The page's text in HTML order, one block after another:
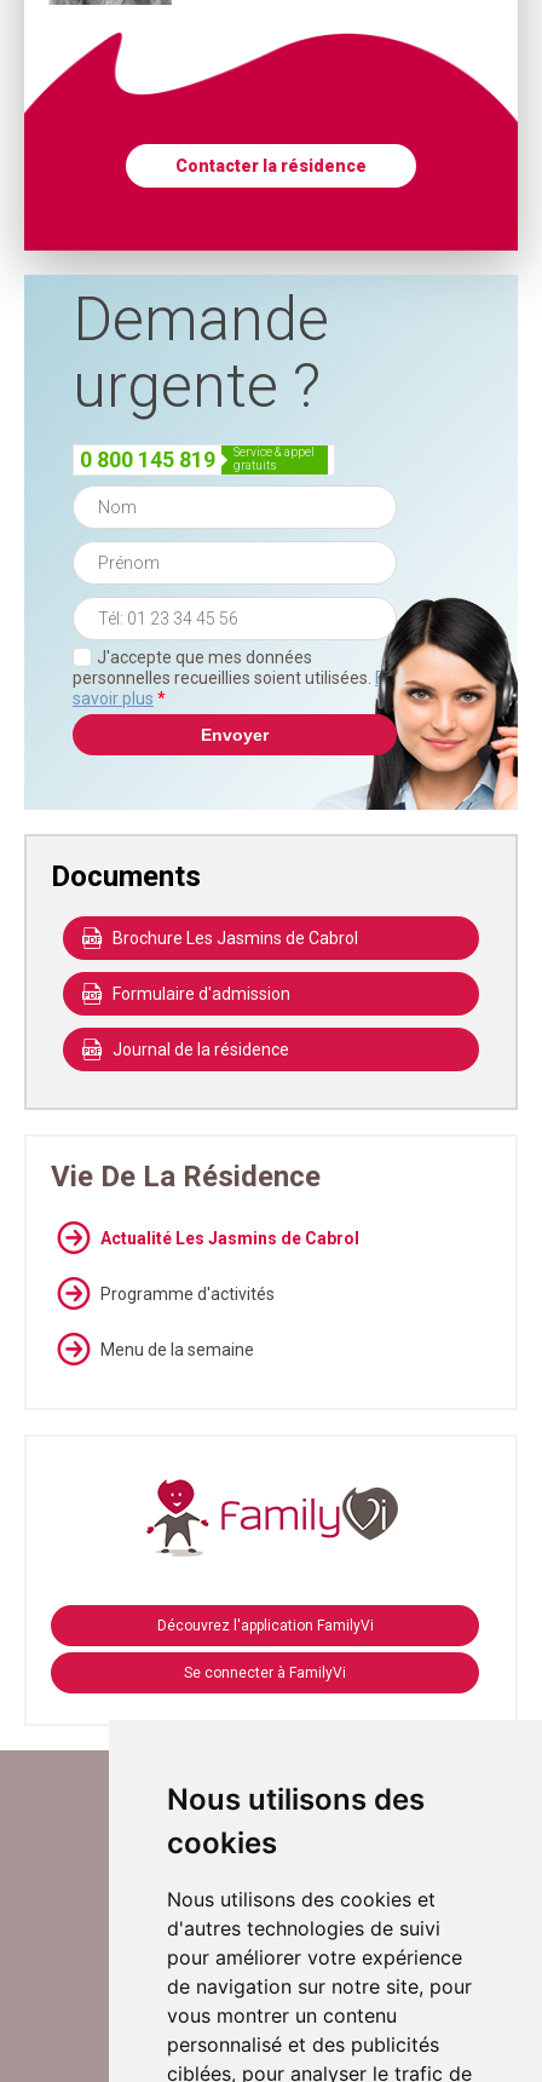
Nous utilisons des
cookies
Nous utilisons des cookies et
d'autres technologies de suivi
pour améliorer votre expérience
de navigation sur notre site, pour
vous montrer un contenu
personnalisé et des publicités
ciblées, pour analyser le trafic de
Contacter la résidence
Demande
urgente ?
0 800 145 819
service & appel
gratuits
J'accepte que mes données
personnelles recueillies soient utilisées. En
savoir plus *
Documents
Brochure Les Jasmins de Cabrol
Formulaire d'admission
Journal de la résidence
Vie De La Résidence
Actualité Les Jasmins de Cabrol
Programme d'activités
Menu de la semaine
Découvrez l'application FamilyVi
Se connecter à FamilyVi
Suivez-nous sur Twitter
Rejoignez nos équipes